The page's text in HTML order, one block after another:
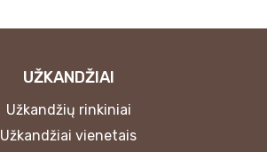
UŽKANDŽIAI
Užkandžių rinkiniai
Užkandžiai vienetais